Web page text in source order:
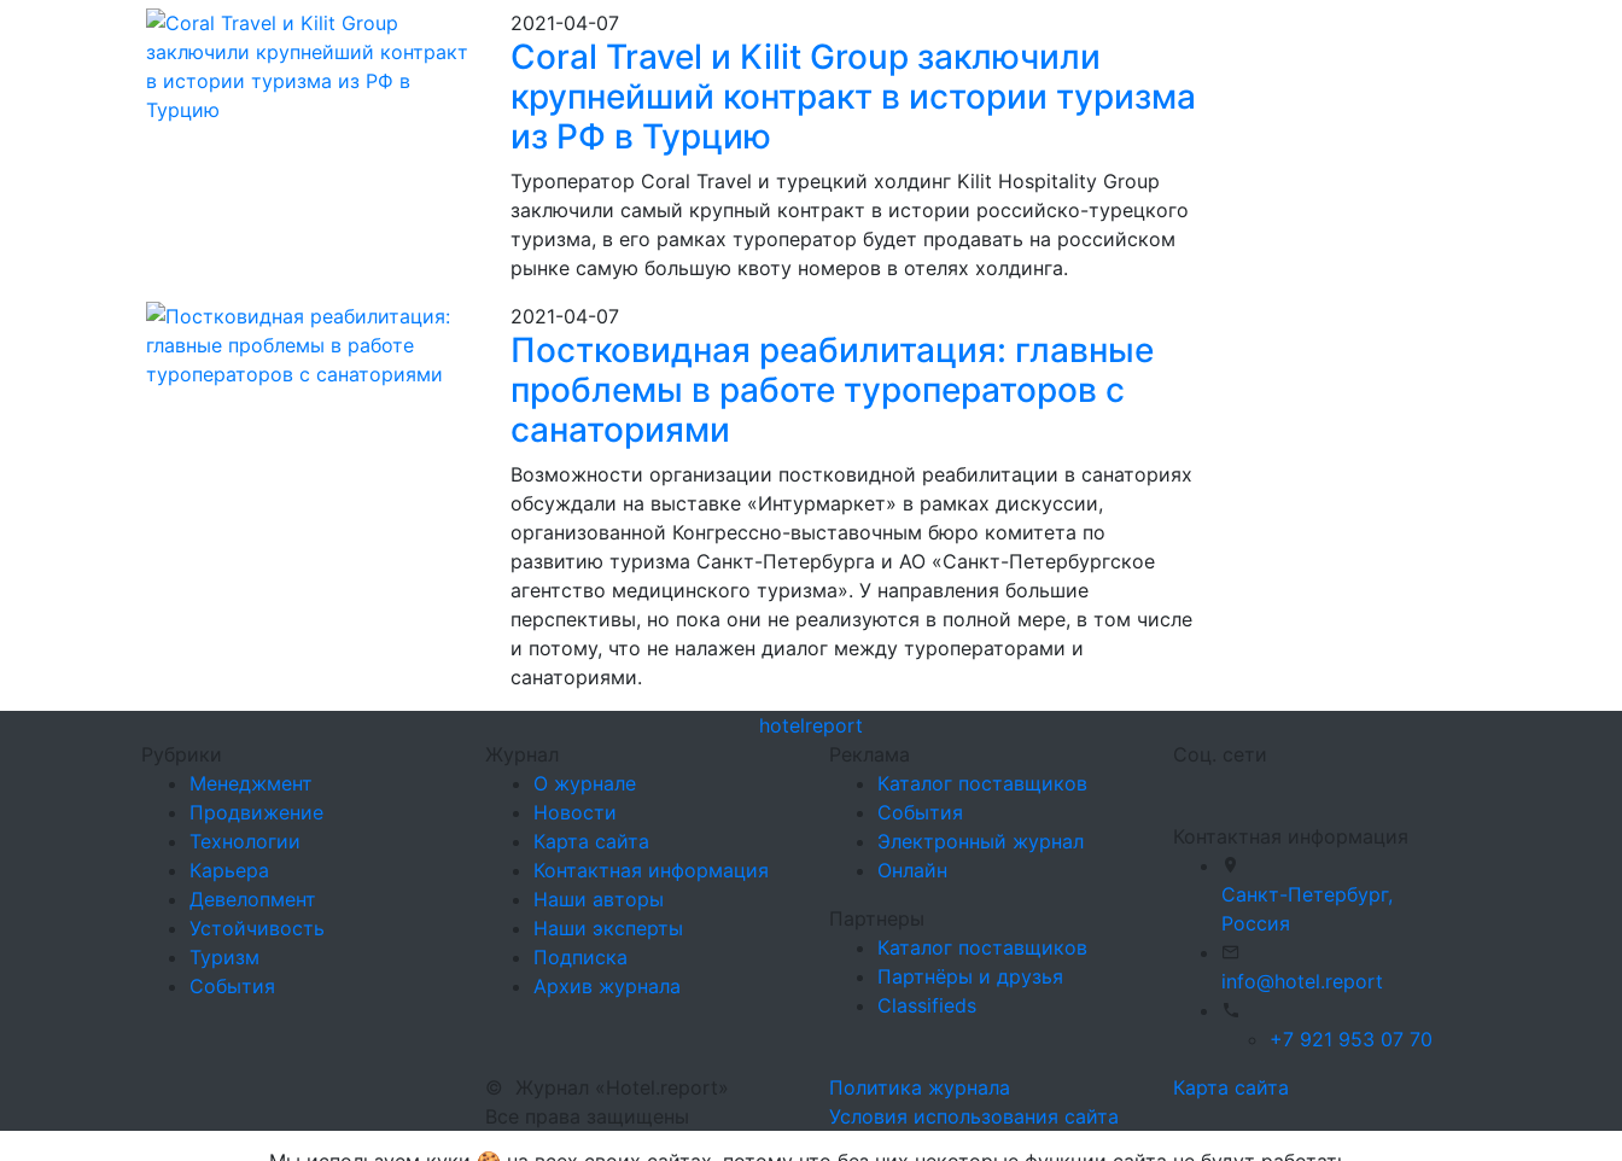
2021-04-07
Coral Travel и Kilit Group заключили
крупнейший контракт в истории туризма
из РФ в Турцию
Туроператор Coral Travel и турецкий холдинг Kilit Hospitality Group
заключили самый крупный контракт в истории российско-турецкого
туризма, в его рамках туроператор будет продавать на российском
рынке самую большую квоту номеров в отелях холдинга.
2021-04-07
Постковидная реабилитация: главные
проблемы в работе туроператоров с
санаториями
Возможности организации постковидной реабилитации в санаториях
обсуждали на выставке «Интурмаркет» в рамках дискуссии,
организованной Конгрессно-выставочным бюро комитета по
развитию туризма Санкт-Петербурга и АО «Санкт-Петербургское
агентство медицинского туризма». У направления большие
перспективы, но пока они не реализуются в полной мере, в том числе
и потому, что не налажен диалог между туроператорами и
санаториями.
hotelreport
Рубрики
Менеджмент
Продвижение
Технологии
Карьера
Девелопмент
Устойчивость
Туризм
События
Журнал
О журнале
Новости
Карта сайта
Контактная информация
Наши авторы
Наши эксперты
Подписка
Архив журнала
Реклама
Каталог поставщиков
События
Электронный журнал
Онлайн
Партнеры
Каталог поставщиков
Партнёры и друзья
Classifieds
Соц. сети
Контактная информация
Санкт-Петербург,
Россия
info@hotel.report
+7 921 953 07 70
©
Журнал «Hotel.report»
Все права защищены
Политика журнала
Условия использования сайта
Карта сайта